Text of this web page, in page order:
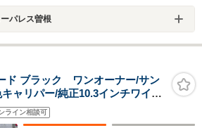
パレス曽根
ド ブラック ワンオーナー/サン
ャリパー/純正10.3インチワイド
モニター/ブラインドスポッドモ
赤色レザーシート/ステアリング
ライン相談可